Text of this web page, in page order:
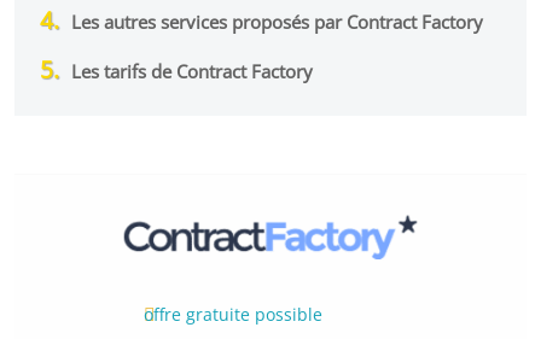
Les autres services proposés par Contract Factory
Les tarifs de Contract Factory
offre gratuite possible